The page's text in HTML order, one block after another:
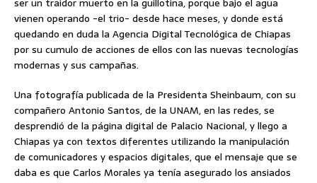
vienen operando -el trio- desde hace meses, y donde está
quedando en duda la Agencia Digital Tecnológica de Chiapas
por su cumulo de acciones de ellos con las nuevas tecnologías
modernas y sus campañas.
Una fotografía publicada de la Presidenta Sheinbaum, con su
compañero Antonio Santos, de la UNAM, en las redes, se
desprendió de la página digital de Palacio Nacional, y llego a
Chiapas ya con textos diferentes utilizando la manipulación
de comunicadores y espacios digitales, que el mensaje que se
daba es que Carlos Morales ya tenía asegurado los ansiados